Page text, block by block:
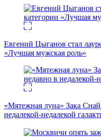
Евгений Цыганов стал
«Лучшая мужская роль»
«Мятежная луна» Зака
недалекой-недалекой